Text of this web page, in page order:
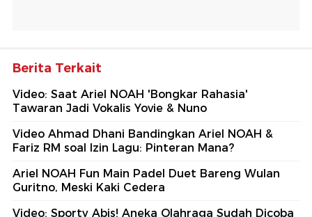
Berita Terkait
Video: Saat Ariel NOAH 'Bongkar Rahasia'
Tawaran Jadi Vokalis Yovie & Nuno
Video Ahmad Dhani Bandingkan Ariel NOAH &
Fariz RM soal Izin Lagu: Pinteran Mana?
Ariel NOAH Fun Main Padel Duet Bareng Wulan
Guritno, Meski Kaki Cedera
Video: Sporty Abis! Aneka Olahraga Sudah Dicoba